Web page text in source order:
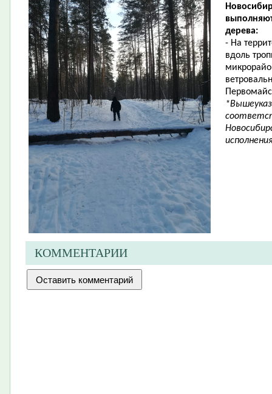
дерева:
- На
вдоль
КОММЕНТАРИИ